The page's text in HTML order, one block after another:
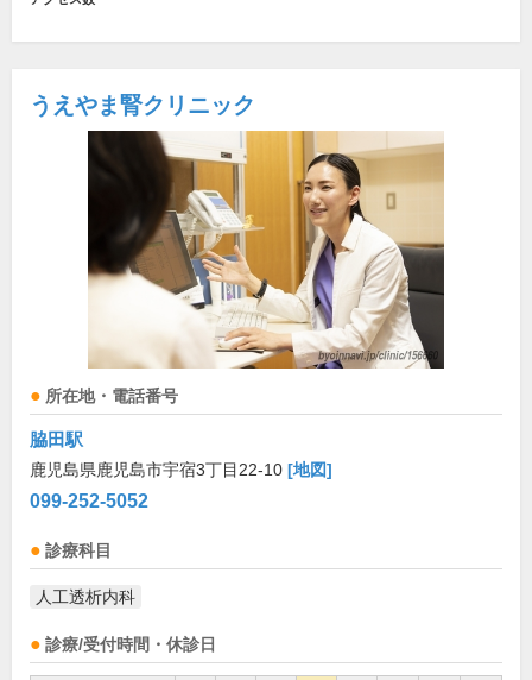
うえやま腎クリニック
所在地・電話番号
脇田駅
鹿児島県鹿児島市宇宿3丁目22-10 [地図]
099-252-5052
診療科目
人工透析内科
診療/受付時間・休診日